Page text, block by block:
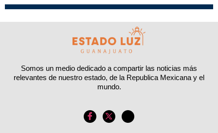
Somos un medio dedicado a compartir las noticias más
relevantes de nuestro estado, de la Republica Mexicana y el
mundo.